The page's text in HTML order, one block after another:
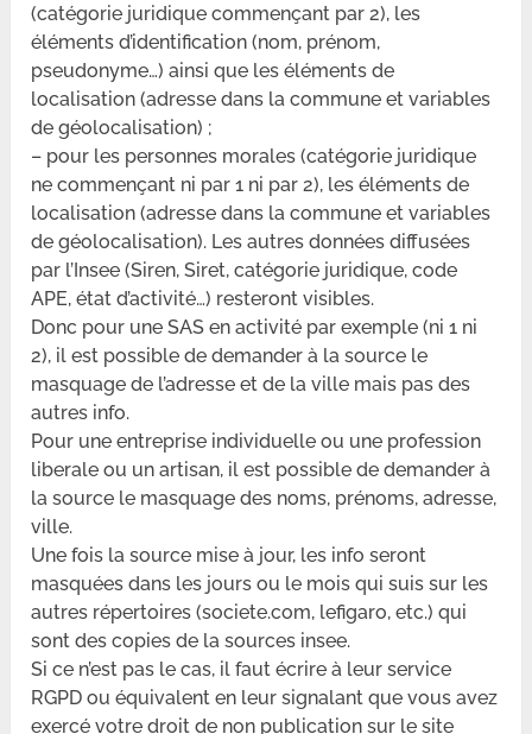
(catégorie juridique commençant par 2), les
éléments d’identification (nom, prénom,
pseudonyme…) ainsi que les éléments de
localisation (adresse dans la commune et variables
de géolocalisation) ;
– pour les personnes morales (catégorie juridique
ne commençant ni par 1 ni par 2), les éléments de
localisation (adresse dans la commune et variables
de géolocalisation). Les autres données diffusées
par l’Insee (Siren, Siret, catégorie juridique, code
APE, état d’activité…) resteront visibles.
Donc pour une SAS en activité par exemple (ni 1 ni
2), il est possible de demander à la source le
masquage de l’adresse et de la ville mais pas des
autres info.
Pour une entreprise individuelle ou une profession
liberale ou un artisan, il est possible de demander à
la source le masquage des noms, prénoms, adresse,
ville.
Une fois la source mise à jour, les info seront
masquées dans les jours ou le mois qui suis sur les
autres répertoires (societe.com, lefigaro, etc.) qui
sont des copies de la sources insee.
Si ce n’est pas le cas, il faut écrire à leur service
RGPD ou équivalent en leur signalant que vous avez
exercé votre droit de non publication sur le site